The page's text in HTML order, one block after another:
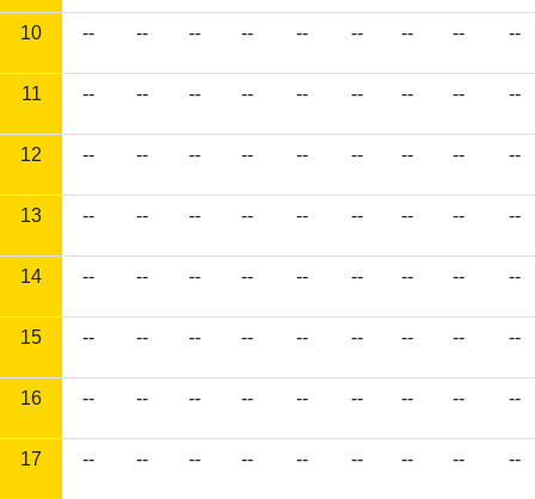
10 -- -- -- -- -- -- -- -- --
11 -- -- -- -- -- -- -- -- --
12 -- -- -- -- -- -- -- -- --
13 -- -- -- -- -- -- -- -- --
14 -- -- -- -- -- -- -- -- --
15 -- -- -- -- -- -- -- -- --
16 -- -- -- -- -- -- -- -- --
17 -- -- -- -- -- -- -- -- --